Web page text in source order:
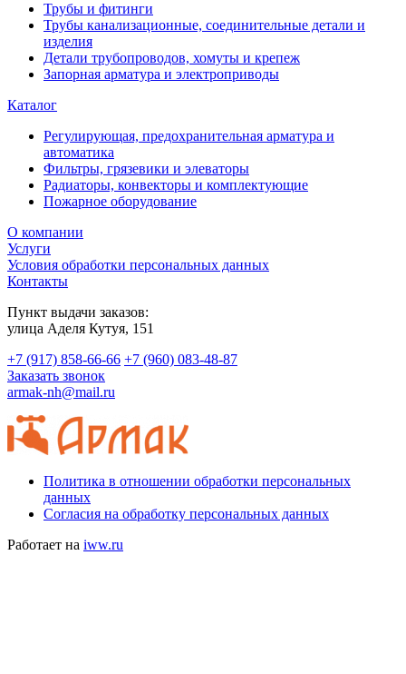
Трубы и фитинги
Трубы канализационные, соединительные детали и
изделия
Детали трубопроводов, хомуты и крепеж
Запорная арматура и электроприводы
Каталог
Регулирующая, предохранительная арматура и
автоматика
Фильтры, грязевики и элеваторы
Радиаторы, конвекторы и комплектующие
Пожарное оборудование
О компании
Услуги
Условия обработки персональных данных
Контакты
Пункт выдачи заказов:
​улица Аделя Кутуя, 151
+7 (917) 858-66-66 +7 (960) 083-48-87
Заказать звонок
armak-nh@mail.ru
Политика в отношении обработки персональных
данных
Согласия на обработку персональных данных
Работает на iww.ru